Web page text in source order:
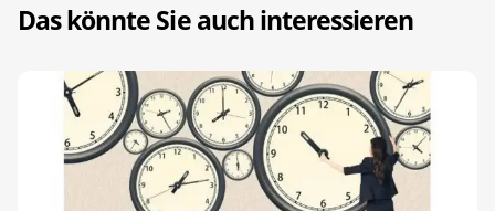
Das könnte Sie auch interessieren